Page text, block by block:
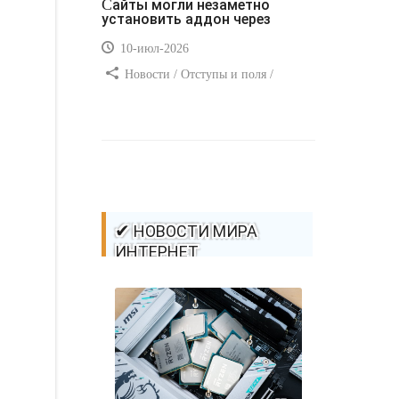
Сайты могли незаметно
установить аддон через
10-июл-2026
Новости / Отступы и поля /
✔ НОВОСТИ МИРА
ИНТЕРНЕТ